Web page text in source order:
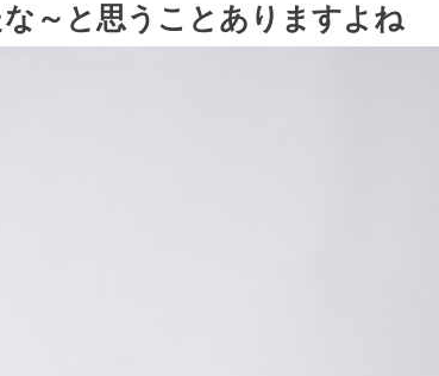
～と思うことありますよね